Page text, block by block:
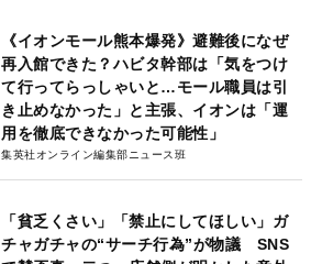
《イオンモール熊本爆発》避難後になぜ
再入館できた？ハビタ幹部は「気をつけ
て行ってらっしゃいと…モール職員は引
き止めなかった」と主張、イオンは「運
用を徹底できなかった可能性」
集英社オンライン編集部ニュース班
「貧乏くさい」「禁止にしてほしい」ガ
チャガチャの“サーチ行為”が物議 SNS